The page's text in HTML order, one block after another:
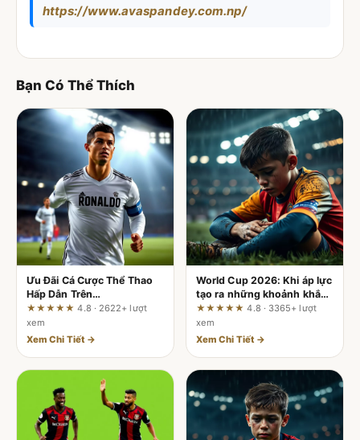
https://www.avaspandey.com.np/
Bạn Có Thể Thích
Ưu Đãi Cá Cược Thể Thao
Hấp Dẫn Trên
mm99vietnam.com: Cách
Đọc Trị Giá Thực Sau Vòng
Cược
★★★★★4.8 · 2622+ lượt
xem
Xem Chi Tiết →
World Cup 2026: Khi áp lực
tạo ra những khoảnh khắc
vĩ đại
★★★★★4.8 · 3365+ lượt
xem
Xem Chi Tiết →